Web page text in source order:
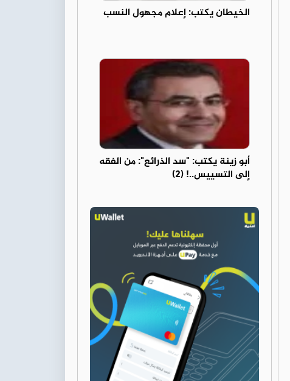
الخيطان يكتب: إعلام مجهول النسب
أبو زينة يكتب: "سد الذرائع": من الفقه
إلى التسييس..! (2)